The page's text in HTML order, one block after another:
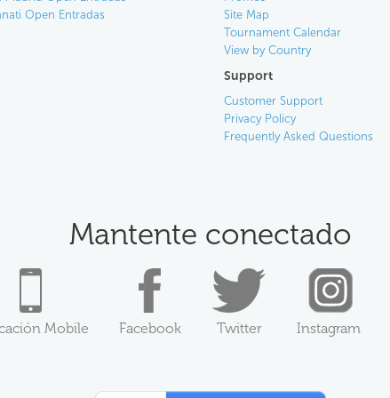
Open Entradas
Site Map
Tournament Calendar
View by Country
Support
Customer Support
Privacy Policy
Frequently Asked Questions
Mantente conectado
Mobile Facebook Twitter Instagram